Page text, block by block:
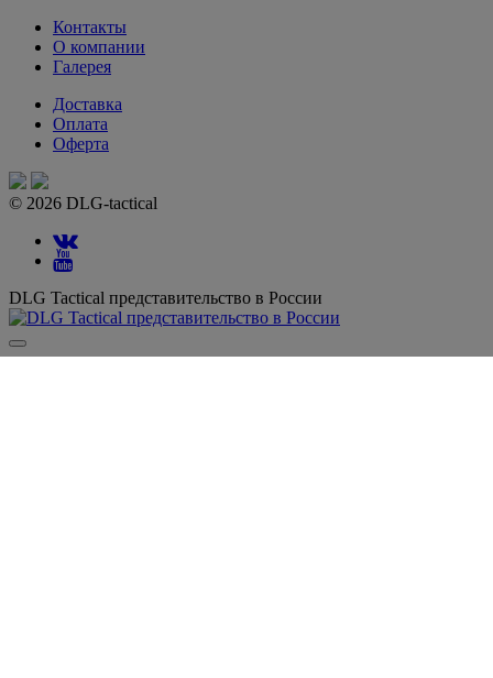
Контакты
О компании
Галерея
Доставка
Оплата
Оферта
© 2026 DLG-tactical
DLG Tactical представительство в России